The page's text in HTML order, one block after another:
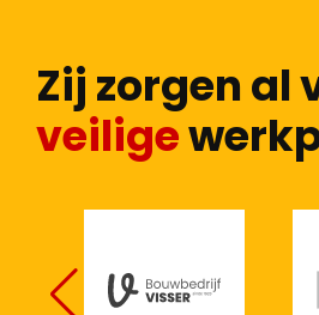
Zij zorgen al
veilige